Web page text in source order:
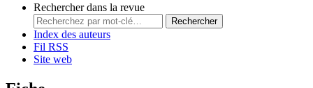
Rechercher dans la revue
Rechercher
Index des auteurs
Fil RSS
Site web